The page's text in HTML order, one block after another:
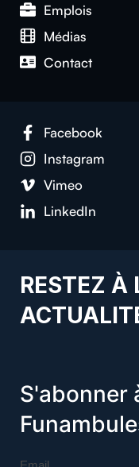
Emplois
Médias
Contact
Facebook
Instagram
Vimeo
LinkedIn
RESTEZ À
S'abonner